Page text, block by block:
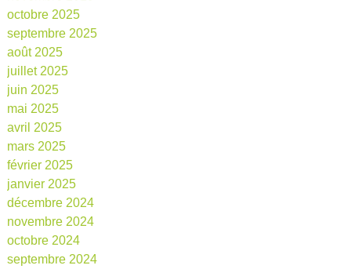
octobre 2025
septembre 2025
août 2025
juillet 2025
juin 2025
mai 2025
avril 2025
mars 2025
février 2025
janvier 2025
décembre 2024
novembre 2024
octobre 2024
septembre 2024